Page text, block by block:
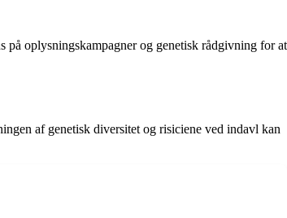
oplysningskampagner og genetisk rådgivning for at
af genetisk diversitet og risiciene ved indavl kan